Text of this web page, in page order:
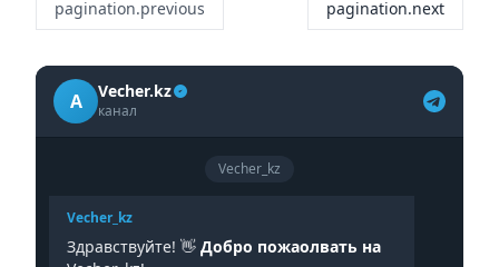
pagination.previous pagination.next
A Vecher.kz
канал
Vecher_kz
Vecher_kz
Здравствуйте! 👋 Добро пожаолвать на